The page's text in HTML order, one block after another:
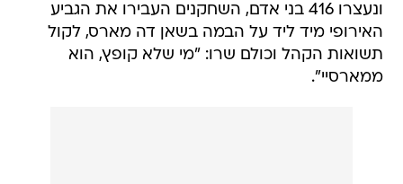
ונעצרו 416 בני אדם, השחקנים העבירו את הגביע
האירופי מיד ליד על הבמה בשאן דה מארס, לקול
תשואות הקהל וכולם שרו: "מי שלא קופץ, הוא
ממארסיי".